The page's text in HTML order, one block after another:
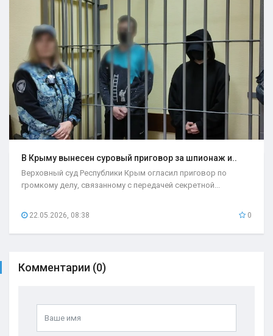
В Крыму вынесен суровый приговор за шпионаж и..
Верховный суд Республики Крым огласил приговор по
громкому делу, связанному с передачей секретной...
22.05.2026, 08:38 0
Комментарии (0)